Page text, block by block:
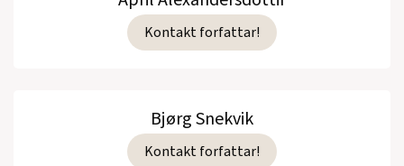
Kontakt forfattar!
Bjørg Snekvik
Kontakt forfattar!